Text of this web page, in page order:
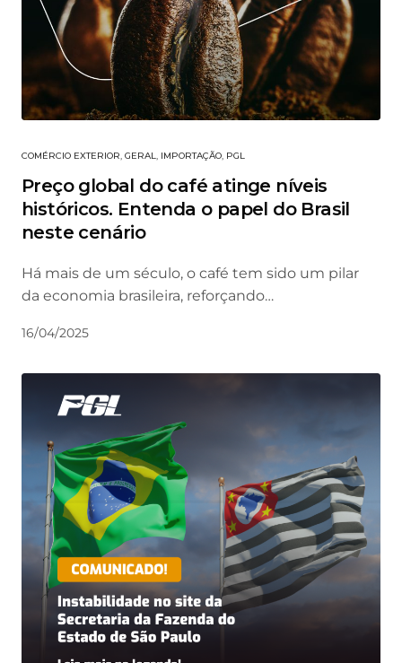
COMÉRCIO EXTERIOR, GERAL, IMPORTAÇÃO, PGL
Preço global do café atinge níveis
históricos. Entenda o papel do Brasil
neste cenário
Há mais de um século, o café tem sido um pilar
da economia brasileira, reforçando…
16/04/2025